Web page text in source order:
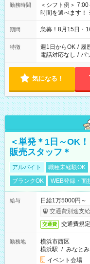
勤務時間
＜シフト例＞ 7:00～23:00
時間を選べます！
期間 急募！8月15日・
特徴 週1日からOK / 履
電話対応なし / パ
気になる！
＜単発＊1日～OK
販売スタッフ＊
アルバイト 職種未経験OK
ブランクOK
WEB登録・面
給与
日給1万5000円～
交通費別途支
交通費 交通費規
勤務地
横浜市西区
横浜駅 / みなと
イベント会場